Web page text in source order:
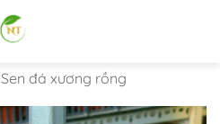
Sen đá xương rồng